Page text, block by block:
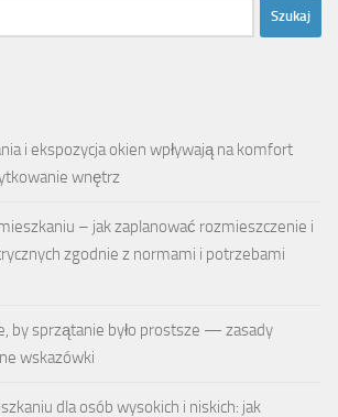
i ekspozycja okien wpływają na komfort
wnętrz
– jak zaplanować rozmieszczenie i
zgodnie z normami i potrzebami
by sprzątanie było prostsze — zasady
wskazówki
dla osób wysokich i niskich: jak